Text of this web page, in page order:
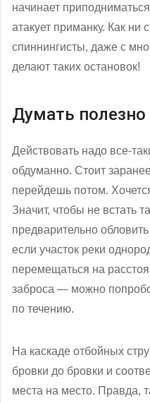
начинает
атакует приманку. Как ни
спиннингисты, даже с
делают таких остановок!
Думать полезно
Действовать надо все-
обдуманно. Стоит
перейдешь потом.
Значит, чтобы не встать
предварительно
если участок реки
перемещаться на
заброса — можно
по течению.
На каскаде отбойных
бровки до бровки и
места на место. Правда,